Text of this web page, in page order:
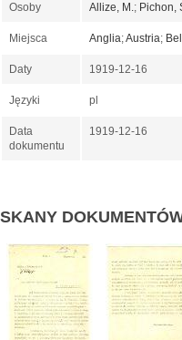
Osoby Allize, M.; Pichon,
Miejsca Anglia;Austria;
Daty 1919-12-16
Języki pl
Data
dokumentu
1919-12-16
SKANY